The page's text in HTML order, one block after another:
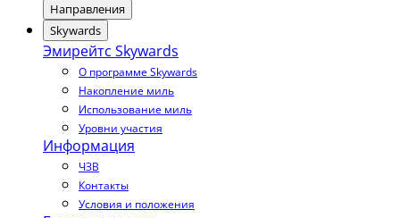
Направления
Skywards
Эмирейтс Skywards
О программе Skywards
Накопление миль
Использование миль
Уровни участия
Информация
ЧЗВ
Контакты
Условия и положения